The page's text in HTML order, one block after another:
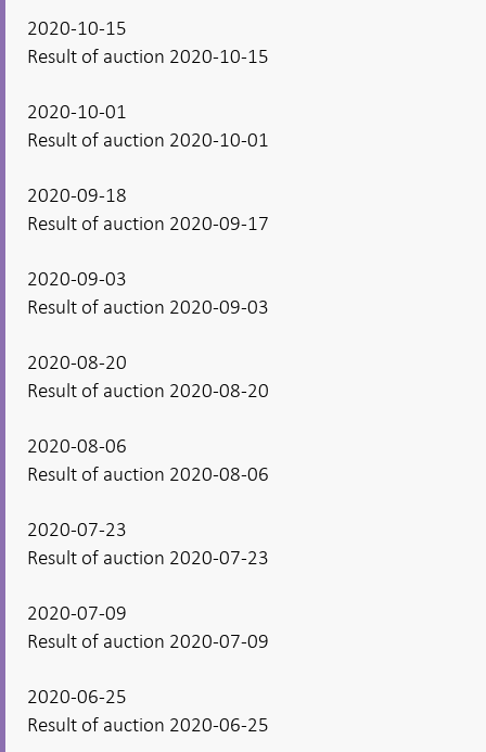
2020-10-15
Result of auction 2020-10-15
2020-10-01
Result of auction 2020-10-01
2020-09-18
Result of auction 2020-09-17
2020-09-03
Result of auction 2020-09-03
2020-08-20
Result of auction 2020-08-20
2020-08-06
Result of auction 2020-08-06
2020-07-23
Result of auction 2020-07-23
2020-07-09
Result of auction 2020-07-09
2020-06-25
Result of auction 2020-06-25